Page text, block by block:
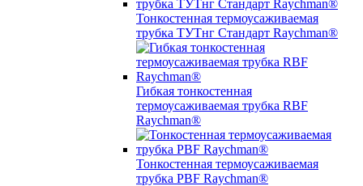
Тонкостенная термоусаживаемая
трубка ТУТнг Стандарт Raychman®
Гибкая тонкостенная
термоусаживаемая трубка RBF
Raychman®
Тонкостенная термоусаживаемая
трубка PBF Raychman®